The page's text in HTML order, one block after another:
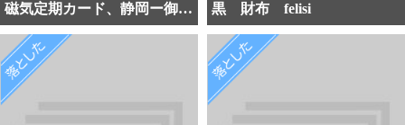
磁気定期カード、静岡ー御茶ノ水 黒 財布 felisi